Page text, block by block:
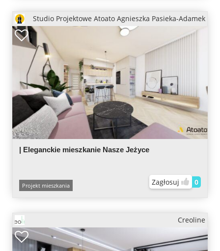
Studio Projektowe Atoato Agnieszka Pasieka-Adamek
| Eleganckie mieszkanie Nasze Jeżyce
Projekt mieszkania Zagłosuj 0
Creoline